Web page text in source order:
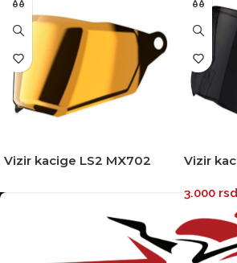
Vizir kacige LS2 MX702
Vizir
3.000 rsd